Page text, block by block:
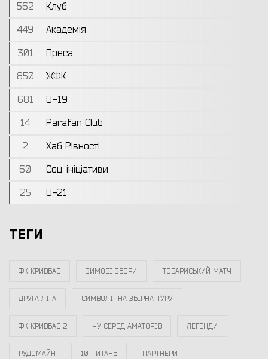
562
Клуб
449
Академія
301
Преса
850
ЖФК
681
U-19
14
Parafan Club
2
Хаб Рівності
60
Соц. ініціативи
25
U-21
ТЕГИ
ФК КРИВБАС ЗИМОВІ ЗБОРИ ТОВАРИСЬКИЙ МАТЧ
ДРУГА ЛІГА СИМВОЛІЧНА ЗБІРНА ТУРУ
ФК КРИВБАС-2 ЧУ СЕРЕД АМАТОРІВ ЛЕГЕНДИ
РУДОМАЙН 10 ПИТАНЬ ПАРТНЕРИ